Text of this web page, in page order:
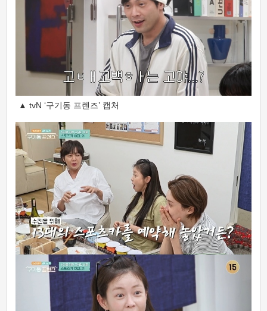
▲ tvN ‘구기동 프렌즈’ 캡처